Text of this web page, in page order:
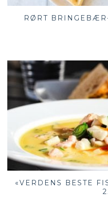
RØRT
«VERDENS BESTE